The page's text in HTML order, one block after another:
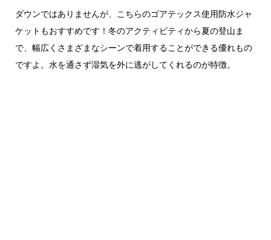
ダウンではありませんが、こちらのゴアテックス使用防水ジャ
ケットもおすすめです！冬のアクティビティから夏の登山ま
で、幅広くさまざまなシーンで着用することができる優れもの
ですよ。水を通さず湿気を外に逃がしてくれるのが特徴。